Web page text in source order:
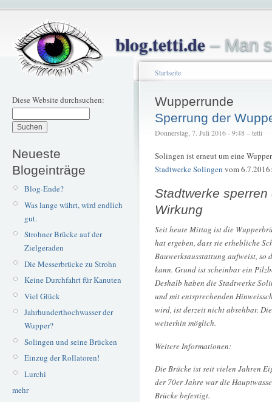
blog.tetti.de– Man
Diese Website durchsuchen:
Neueste
Blogeinträge
Blog-Ende?
Was lange währt, wird endlich
gut.
Strohner Brücke auf der
Zielgeraden
Die Messerbrücke zu Strohn
Keine Durchfahrt für Kanuten
Viel Glück
Jahrhunderthochwasser der
Wupper?
Solingen und seine Brücken
Einzug der Rollatoren!
Lurchi
mehr
Startseite
Wupperrunde
Sperrung der
Donnerstag, 7. Juli 2016 - 9:48 – tetti
Solingen ist erneut um eine
Stadtwerke Solingen vom 6.7.2016:
Stadtwerke
Wirkung
Seit heute Mittag ist die
hat ergeben, dass sie erhebliche
Bauwerksausstattung aufweist, so
kann. Grund ist scheinbar ein
Deshalb haben die Stadtwerke
und mit entsprechenden
wird, ist derzeit nicht absehbar.
weiterhin möglich.
Weitere Informationen:
Die Brücke ist seit vielen Jahren
der 70er Jahre war die
Brücke befestigt.